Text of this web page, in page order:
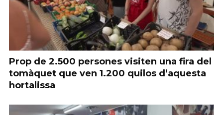
Prop de 2.500 persones visiten una fira del
tomàquet que ven 1.200 quilos d’aquesta
hortalissa